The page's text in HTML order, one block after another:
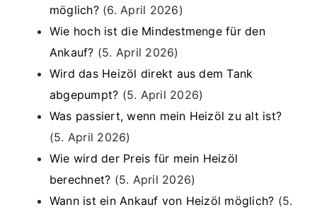
möglich? (6. April 2026)
Wie hoch ist die Mindestmenge für den
Ankauf? (5. April 2026)
Wird das Heizöl direkt aus dem Tank
abgepumpt? (5. April 2026)
Was passiert, wenn mein Heizöl zu alt ist?
(5. April 2026)
Wie wird der Preis für mein Heizöl
berechnet? (5. April 2026)
Wann ist ein Ankauf von Heizöl möglich? (5.